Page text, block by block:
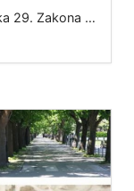
29. Zakona o
i područnoj